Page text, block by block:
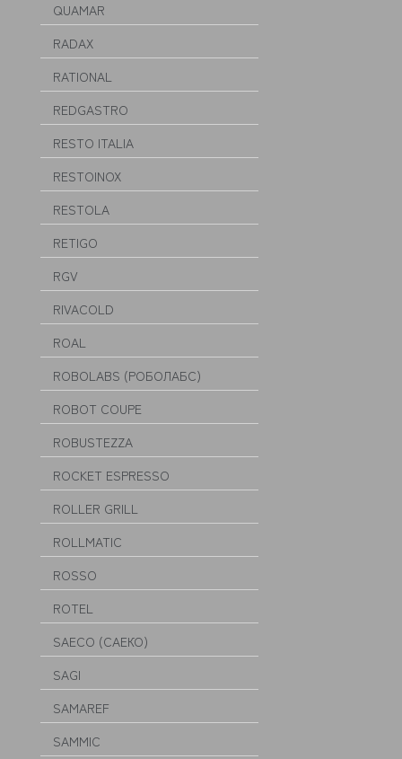
QUAMAR
RADAX
RATIONAL
REDGASTRO
RESTO ITALIA
RESTOINOX
RESTOLA
RETIGO
RGV
RIVACOLD
ROAL
ROBOLABS (РОБОЛАБС)
ROBOT COUPE
ROBUSTEZZA
ROCKET ESPRESSO
ROLLER GRILL
ROLLMATIC
ROSSO
ROTEL
SAECO (САЕКО)
SAGI
SAMAREF
SAMMIC